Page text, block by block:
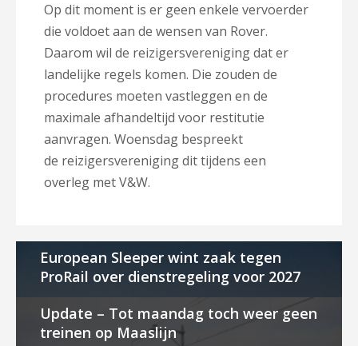
Op dit moment is er geen enkele vervoerder
die voldoet aan de wensen van Rover.
Daarom wil de reizigersvereniging dat er
landelijke regels komen. Die zouden de
procedures moeten vastleggen en de
maximale afhandeltijd voor restitutie
aanvragen. Woensdag bespreekt
de reizigersvereniging dit tijdens een
overleg met V&W.
European Sleeper wint zaak tegen
ProRail over dienstregeling voor 2027
Update – Tot maandag toch weer geen
treinen op Maaslijn